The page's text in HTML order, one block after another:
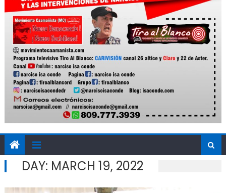
DAY: MARCH 19, 2022